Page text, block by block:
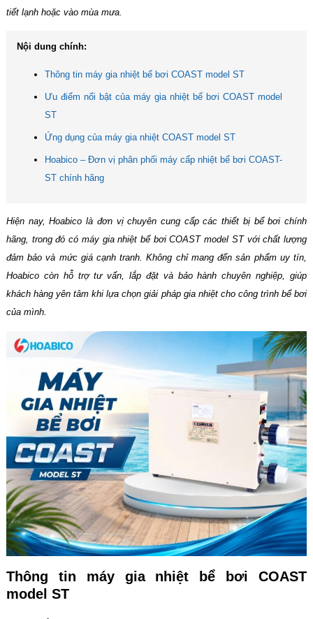
tiết lạnh hoặc vào mùa mưa.
Nội dung chính:
Thông tin máy gia nhiệt bể bơi COAST model ST
Ưu điểm nổi bật của máy gia nhiệt bể bơi COAST model
ST
Ứng dụng của máy gia nhiệt COAST model ST
Hoabico – Đơn vị phân phối máy cấp nhiệt bể bơi COAST-
ST chính hãng
Hiện nay, Hoabico là đơn vị chuyên cung cấp các thiết bị bể bơi chính
hãng, trong đó có máy gia nhiệt bể bơi COAST model ST với chất lượng
đảm bảo và mức giá cạnh tranh. Không chỉ mang đến sản phẩm uy tín,
Hoabico còn hỗ trợ tư vấn, lắp đặt và bảo hành chuyên nghiệp, giúp
khách hàng yên tâm khi lựa chọn giải pháp gia nhiệt cho công trình bể bơi
của mình.
Thông tin máy gia nhiệt bể bơi COAST
model ST